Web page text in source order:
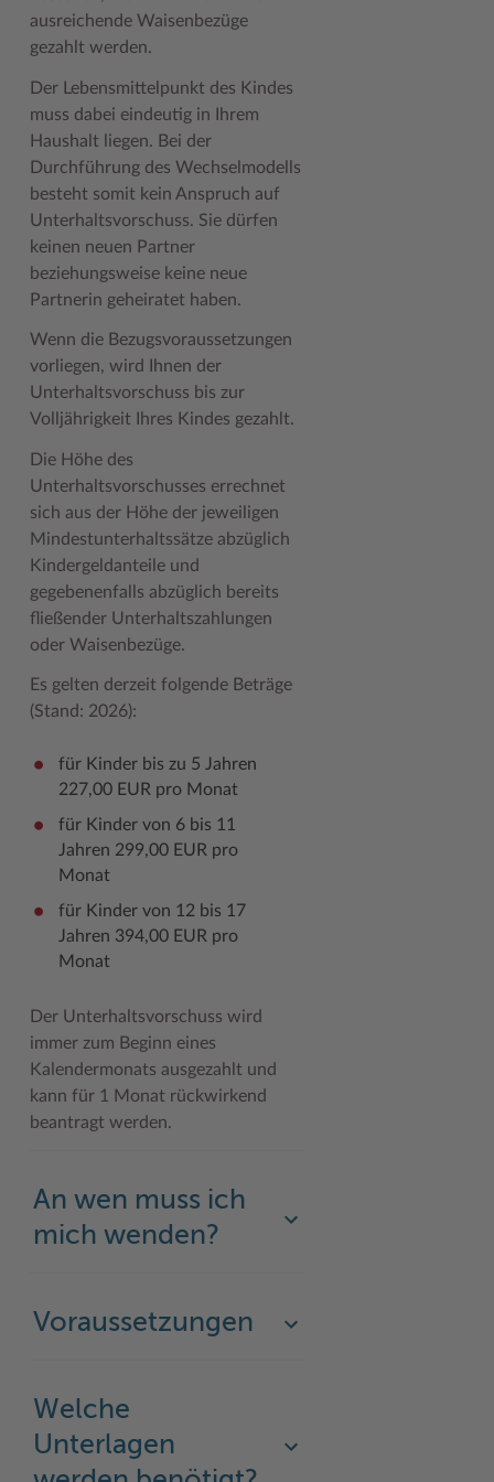
Woche der Seelischen Gesundheit
#MeinStormarn
Karrieretag
Zahlen, Daten, Fakten
ausreichende Waisenbezüge
gezahlt werden.
Der Lebensmittelpunkt des Kindes
muss dabei eindeutig in Ihrem
Haushalt liegen. Bei der
Durchführung des Wechselmodells
besteht somit kein Anspruch auf
Unterhaltsvorschuss. Sie dürfen
keinen neuen Partner
beziehungsweise keine neue
Partnerin geheiratet haben.
Wenn die Bezugsvoraussetzungen
vorliegen, wird Ihnen der
Unterhaltsvorschuss bis zur
Volljährigkeit Ihres Kindes gezahlt.
Die Höhe des
Unterhaltsvorschusses errechnet
sich aus der Höhe der jeweiligen
Mindestunterhaltssätze abzüglich
Kindergeldanteile und
gegebenenfalls abzüglich bereits
fließender Unterhaltszahlungen
oder Waisenbezüge.
Es gelten derzeit folgende Beträge
(Stand: 2026):
für Kinder bis zu 5 Jahren
227,00 EUR pro Monat
für Kinder von 6 bis 11
Jahren 299,00 EUR pro
Monat
für Kinder von 12 bis 17
Jahren 394,00 EUR pro
Monat
Der Unterhaltsvorschuss wird
immer zum Beginn eines
Kalendermonats ausgezahlt und
kann für 1 Monat rückwirkend
beantragt werden.
An wen muss ich
mich wenden?
Voraussetzungen
Welche
Unterlagen